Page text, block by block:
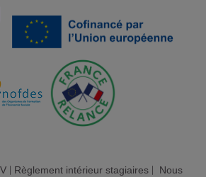
| Règlement intérieur stagiaires| Nous